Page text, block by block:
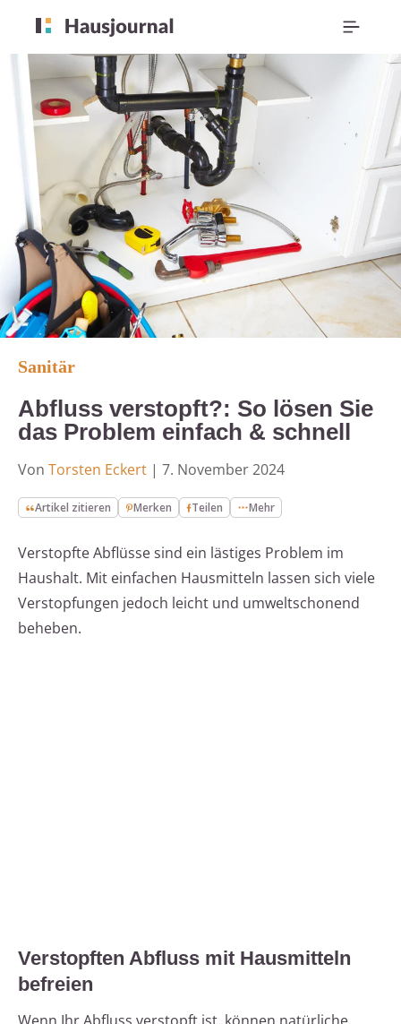
Sanitär
Abfluss verstopft?: So lösen Sie
das Problem einfach & schnell
Von Torsten Eckert | 7. November 2024
Artikel zitieren Merken Teilen Mehr
Verstopfte Abflüsse sind ein lästiges Problem im
Haushalt. Mit einfachen Hausmitteln lassen sich viele
Verstopfungen jedoch leicht und umweltschonend
beheben.
Verstopften Abfluss mit Hausmitteln
befreien